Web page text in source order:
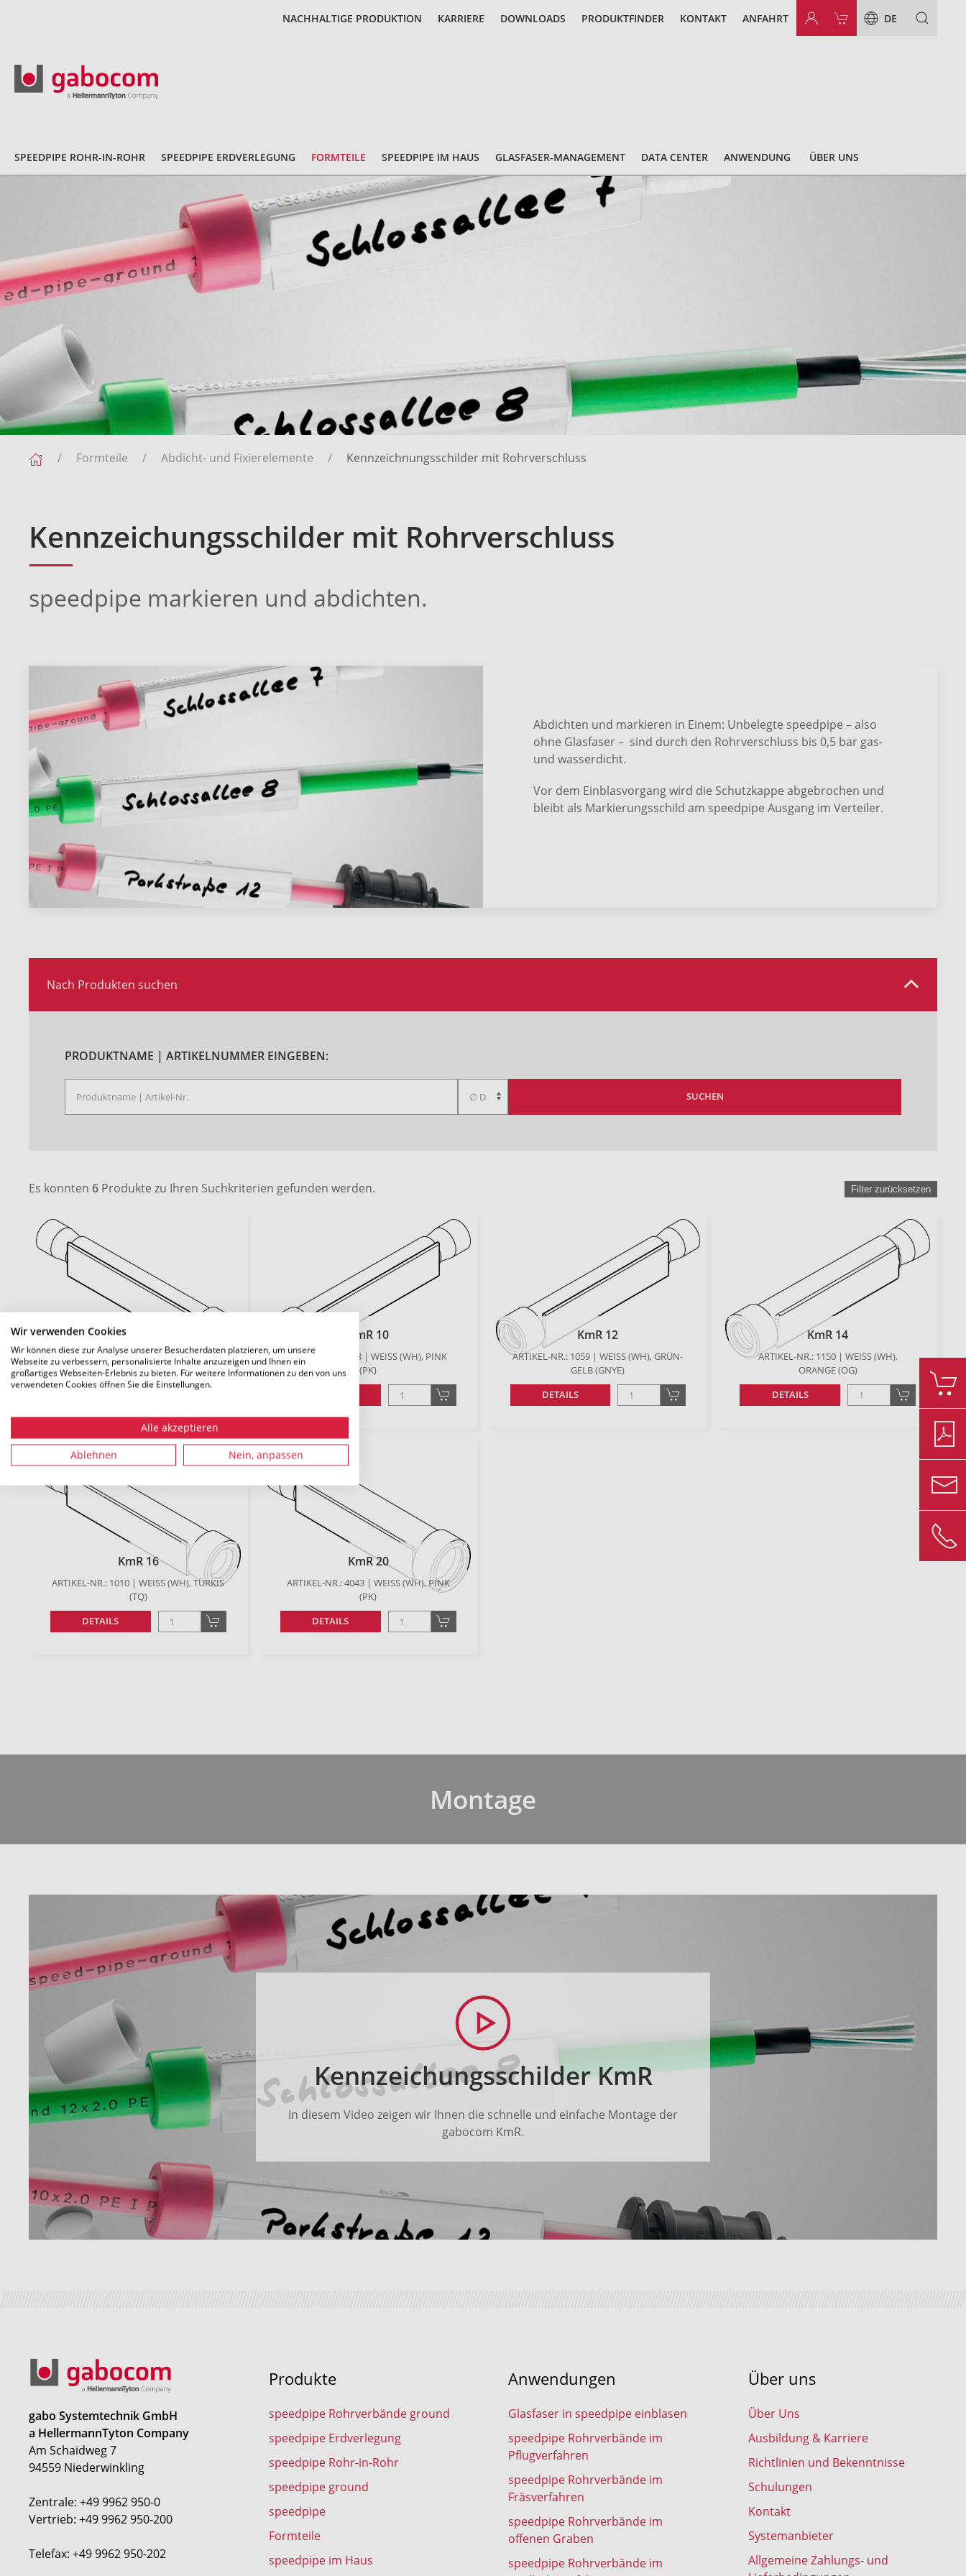
Wir verwenden Cookies
Wir können diese zur Analyse unserer Besucherdaten platzieren, um unsere
Webseite zu verbessern, personalisierte Inhalte anzuzeigen und Ihnen ein
großartiges Webseiten-Erlebnis zu bieten. Für weitere Informationen zu den von uns
verwendeten Cookies öffnen Sie die Einstellungen.
Alle akzeptieren
Ablehnen Nein, anpassen
NACHHALTIGE PRODUKTION KARRIERE DOWNLOADS PRODUKTFINDER KONTAKT ANFAHRT DE
SPEEDPIPE ROHR-IN-ROHR SPEEDPIPE ERDVERLEGUNG FORMTEILE SPEEDPIPE IM HAUS GLASFASER-MANAGEMENT DATA CENTER ANWENDUNG ÜBER UNS
Formteile Abdicht- und Fixierelemente Kennzeichnungsschilder mit Rohrverschluss
Kennzeichungsschilder mit Rohrverschluss
speedpipe markieren und abdichten.
Abdichten und markieren in Einem: Unbelegte speedpipe – also
ohne Glasfaser – sind durch den Rohrverschluss bis 0,5 bar gas-
und wasserdicht.
Vor dem Einblasvorgang wird die Schutzkappe abgebrochen und
bleibt als Markierungsschild am speedpipe Ausgang im Verteiler.
Nach Produkten suchen
PRODUKTNAME | ARTIKELNUMMER EINGEBEN:
SUCHEN
Es konnten 6 Produkte zu Ihren Suchkriterien gefunden werden. Filter zurücksetzen
KmR 7
ARTIKEL-NR.: 1094 | WEISS (WH), O
RANGE (OG)
KmR 10
ARTIKEL-NR.: 998 | WEISS (WH), PINK (
PK)
KmR 12
ARTIKEL-NR.: 1059 | WEISS (WH), GRÜN-G
ELB (GNYE)
DETAILS
KmR 14
ARTIKEL-NR.: 1150 | WEISS (WH), O
RANGE (OG)
DETAILS
KmR 16
ARTIKEL-NR.: 1010 | WEISS (WH), TÜRKIS (
TQ)
DETAILS
KmR 20
ARTIKEL-NR.: 4043 | WEISS (WH), PINK (
PK)
DETAILS
Montage
Kennzeichungsschilder KmR
In diesem Video zeigen wir Ihnen die schnelle und einfache Montage der
gabocom KmR.
gabo Systemtechnik GmbH
a HellermannTyton Company
Am Schaidweg 7
94559 Niederwinkling
Zentrale: +49 9962 950-0
Vertrieb: +49 9962 950-200
Telefax: +49 9962 950-202
Produkte
speedpipe Rohrverbände ground
speedpipe Erdverlegung
speedpipe Rohr-in-Rohr
speedpipe ground
speedpipe
Formteile
speedpipe im Haus
Anwendungen
Glasfaser in speedpipe einblasen
speedpipe Rohrverbände im
Pflugverfahren
speedpipe Rohrverbände im
Fräsverfahren
speedpipe Rohrverbände im
offenen Graben
speedpipe Rohrverbände im
Über uns
Über Uns
Ausbildung & Karriere
Richtlinien und Bekenntnisse
Schulungen
Kontakt
Systemanbieter
Allgemeine Zahlungs- und